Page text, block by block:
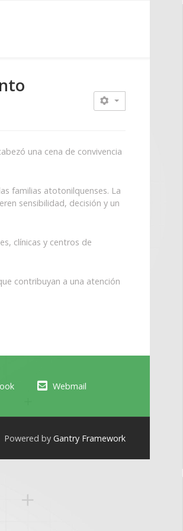
una cena de convivencia
familias atotonilquenses. La
sensibilidad, decisión y un
clínicas y centros de
contribuyan a una atención
Webmail
Powered by Gantry Framework